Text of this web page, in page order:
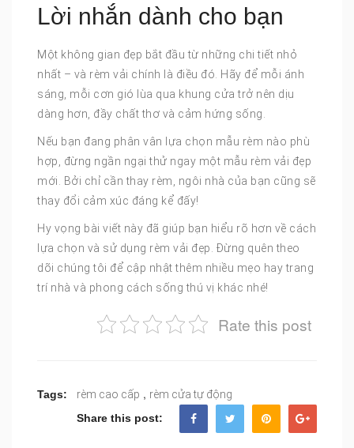
Lời nhắn dành cho bạn
Một không gian đẹp bắt đầu từ những chi tiết nhỏ
nhất – và rèm vải chính là điều đó. Hãy để mỗi ánh
sáng, mỗi cơn gió lùa qua khung cửa trở nên dịu
dàng hơn, đầy chất thơ và cảm hứng sống.
Nếu bạn đang phân vân lựa chọn mẫu rèm nào phù
hợp, đừng ngần ngại thử ngay một mẫu rèm vải đẹp
mới. Bởi chỉ cần thay rèm, ngôi nhà của bạn cũng sẽ
thay đổi cảm xúc đáng kể đấy!
Hy vọng bài viết này đã giúp bạn hiểu rõ hơn về cách
lựa chọn và sử dụng rèm vải đẹp. Đừng quên theo
dõi chúng tôi để cập nhật thêm nhiều mẹo hay trang
trí nhà và phong cách sống thú vị khác nhé!
Rate this post
Tags: rèm cao cấp , rèm cửa tự động
Share this post: